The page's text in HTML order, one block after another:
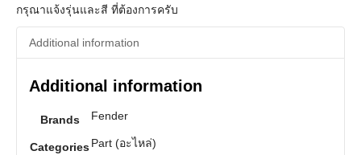
กรุณาแจ้งรุ่นและสี ที่ต้องการครับ
Additional information
Additional information
Brands Fender
CategoriesPart (อะไหล่)